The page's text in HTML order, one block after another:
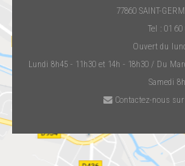
77860 SAINT-
Tel : 01
Ouvert du
Lundi 8h45 - 11h30 et 14h - 18h30 / Du
Samedi
Contactez-nous sur